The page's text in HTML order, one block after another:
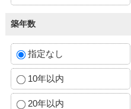
築年数
指定なし
10年以内
20年以内